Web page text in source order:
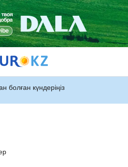
болған күндеріңіз